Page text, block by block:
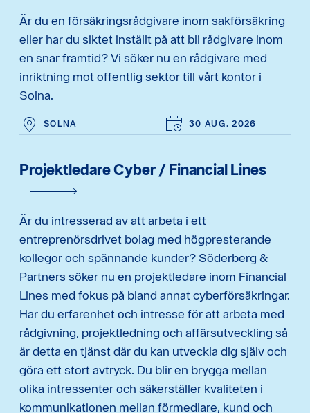
Är du en försäkringsrådgivare inom sakförsäkring
eller har du siktet inställt på att bli rådgivare inom
en snar framtid? Vi söker nu en rådgivare med
inriktning mot offentlig sektor till vårt kontor i
Solna.
SOLNA 30 AUG. 2026
Projektledare Cyber / Financial Lines
Är du intresserad av att arbeta i ett
entreprenörsdrivet bolag med högpresterande
kollegor och spännande kunder? Söderberg &
Partners söker nu en projektledare inom Financial
Lines med fokus på bland annat cyberförsäkringar.
Har du erfarenhet och intresse för att arbeta med
rådgivning, projektledning och affärsutveckling så
är detta en tjänst där du kan utveckla dig själv och
göra ett stort avtryck. Du blir en brygga mellan
olika intressenter och säkerställer kvaliteten i
kommunikationen mellan förmedlare, kund och